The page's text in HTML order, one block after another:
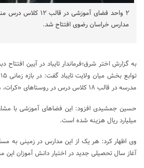
۲ واحد فضای
مدارس خراسان رضوی افتتاح شد.
مدرسه در قالب ۱۸ کلاس درس در روستاهای «کرات، محسن آباد و پساوه» شهرستان مرزی تایباد ساخته شده است.
میلیارد ریال هزینه شده است.
آغاز سال تحصیلی جدید در اختیار دانش‌ آموزان این